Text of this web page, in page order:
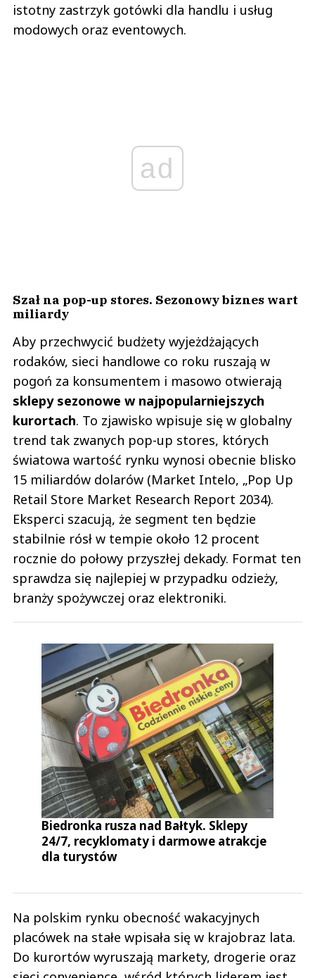
istotny zastrzyk gotówki dla handlu i usług
modowych oraz eventowych.
ad
Szał na pop-up stores. Sezonowy biznes wart
miliardy
Aby przechwycić budżety wyjeżdżających
rodaków, sieci handlowe co roku ruszają w
pogoń za konsumentem i masowo otwierają
sklepy sezonowe w najpopularniejszych
kurortach. To zjawisko wpisuje się w globalny
trend tak zwanych pop-up stores, których
światowa wartość rynku wynosi obecnie blisko
15 miliardów dolarów (Market Intelo, „Pop Up
Retail Store Market Research Report 2034).
Eksperci szacują, że segment ten będzie
stabilnie rósł w tempie około 12 procent
rocznie do połowy przyszłej dekady. Format ten
sprawdza się najlepiej w przypadku odzieży,
branży spożywczej oraz elektroniki.
Biedronka rusza nad Bałtyk. Sklepy
24/7, recyklomaty i darmowe atrakcje
dla turystów
Na polskim rynku obecność wakacyjnych
placówek na stałe wpisała się w krajobraz lata.
Do kurortów wyruszają markety, drogerie oraz